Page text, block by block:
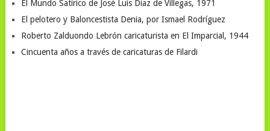
El Mundo Satírico de José Luis Díaz de Villegas, 1971
El pelotero y Baloncestista Denia, por Ismael Rodríguez
Roberto Zalduondo Lebrón caricaturista en El Imparcial, 1944
Cincuenta años a través de caricaturas de Filardi